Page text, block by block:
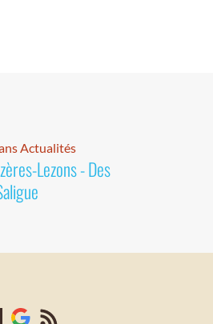
Actualités
Lezons - Des